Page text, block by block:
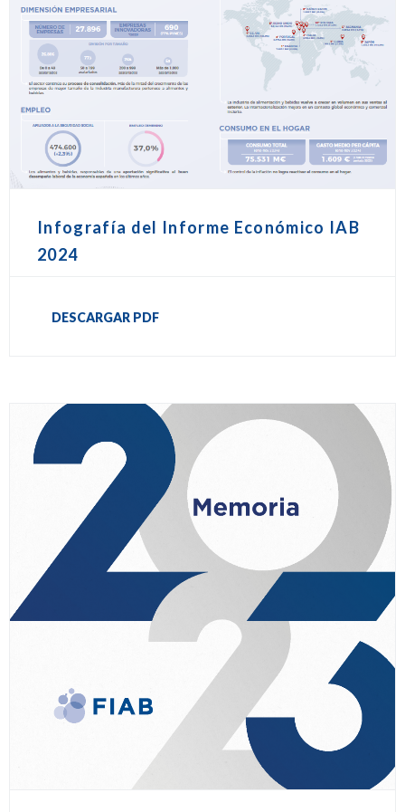
Infografía del Informe Económico IAB
2024
DESCARGAR PDF